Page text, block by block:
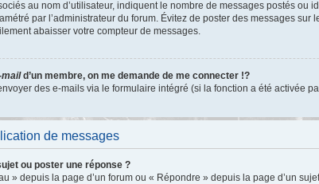
au nom d’utilisateur, indiquent le nombre de messages postés
par l’administrateur du forum. Évitez de poster des messages
abaisser votre compteur de messages.
maild’un membre, on me demande de me connecter !?
des e-mails via le formulaire intégré (si la fonction a été activée
de messages
ou poster une réponse ?
» depuis la page d’un forum ou « Répondre » depuis la page d’un